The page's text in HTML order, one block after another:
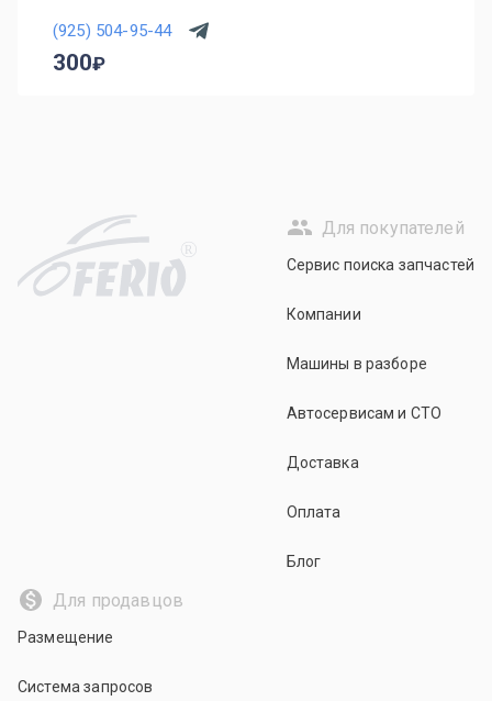
(925) 504-95-44
300
R
Для покупателей
Сервис поиска запчастей
Компании
Машины в разборе
Автосервисам и СТО
Доставка
Оплата
Блог
Для продавцов
Размещение
Система запросов